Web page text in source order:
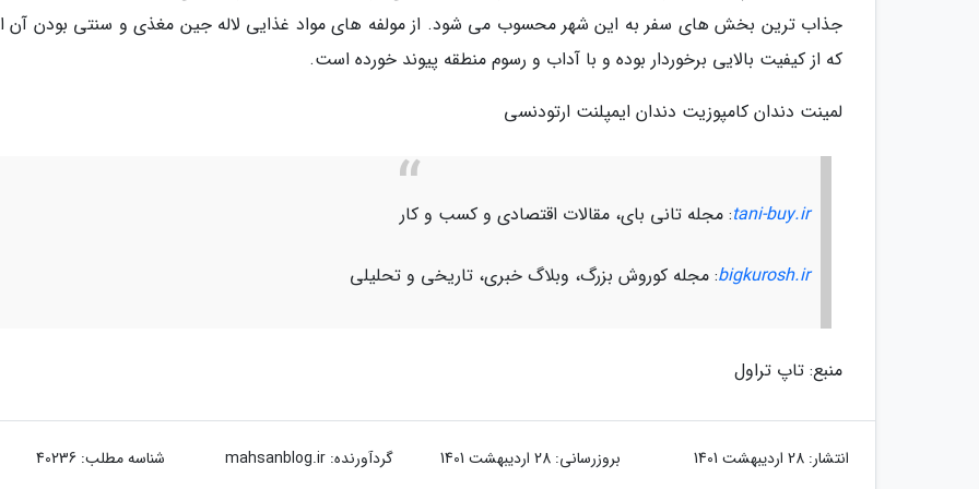
جذاب ترین بخش های سفر به این شهر محسوب می شود. از مولفه های مواد غذایی لاله جین مغذی و سنتی بودن
که از کیفیت بالایی برخوردار بوده و با آداب و رسوم منطقه پیوند خورده است.
لمینت دندان کامپوزیت دندان ایمپلنت ارتودنسی
tani-buy.ir: مجله تانی بای، مقالات اقتصادی و کسب و کار
bigkurosh.ir: مجله کوروش بزرگ، وبلاگ خبری، تاریخی و تحلیلی
منبع: تاپ تراول
انتشار: 28 اردیبهشت 1401 بروزرسانی: 28 اردیبهشت 1401 گردآورنده:mahsanblog.ir شناسه مطلب: 40236